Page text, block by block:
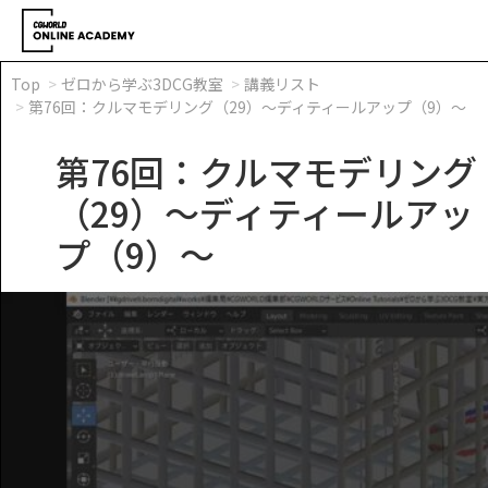
Top ゼロから学ぶ3DCG教室
講義リスト
第76回：クルマモデリング（29）～ディティールアップ（9）～
第76回：クルマモデリング
（29）～ディティールアッ
プ（9）～